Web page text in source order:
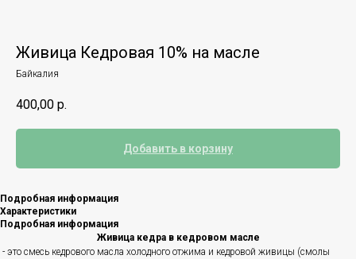
Живица Кедровая 10% на масле
Байкалия
400,00 р.
Добавить в корзину
Подробная информация
Характеристики
Подробная информация
Живица кедра в кедровом масле
- это смесь кедрового масла холодного отжима и кедровой живицы (смолы